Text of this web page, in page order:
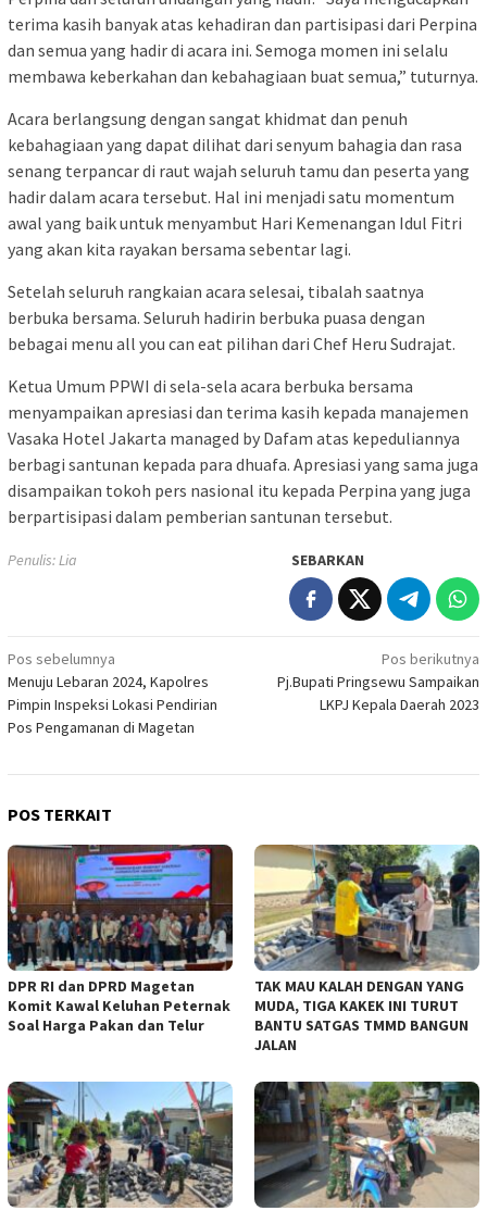
terima kasih banyak atas kehadiran dan partisipasi dari Perpina
dan semua yang hadir di acara ini. Semoga momen ini selalu
membawa keberkahan dan kebahagiaan buat semua,” tuturnya.
Acara berlangsung dengan sangat khidmat dan penuh
kebahagiaan yang dapat dilihat dari senyum bahagia dan rasa
senang terpancar di raut wajah seluruh tamu dan peserta yang
hadir dalam acara tersebut. Hal ini menjadi satu momentum
awal yang baik untuk menyambut Hari Kemenangan Idul Fitri
yang akan kita rayakan bersama sebentar lagi.
Setelah seluruh rangkaian acara selesai, tibalah saatnya
berbuka bersama. Seluruh hadirin berbuka puasa dengan
bebagai menu all you can eat pilihan dari Chef Heru Sudrajat.
Ketua Umum PPWI di sela-sela acara berbuka bersama
menyampaikan apresiasi dan terima kasih kepada manajemen
Vasaka Hotel Jakarta managed by Dafam atas kepeduliannya
berbagi santunan kepada para dhuafa. Apresiasi yang sama juga
disampaikan tokoh pers nasional itu kepada Perpina yang juga
berpartisipasi dalam pemberian santunan tersebut.
Penulis: Lia SEBARKAN
Navigasi
pos
Pos sebelumnya
Menuju Lebaran 2024, Kapolres
Pimpin Inspeksi Lokasi Pendirian
Pos Pengamanan di Magetan
Pos berikutnya
Pj.Bupati Pringsewu Sampaikan
LKPJ Kepala Daerah 2023
POS TERKAIT
DPR RI dan DPRD Magetan
Komit Kawal Keluhan Peternak
Soal Harga Pakan dan Telur
TAK MAU KALAH DENGAN YANG
MUDA, TIGA KAKEK INI TURUT
BANTU SATGAS TMMD BANGUN
JALAN